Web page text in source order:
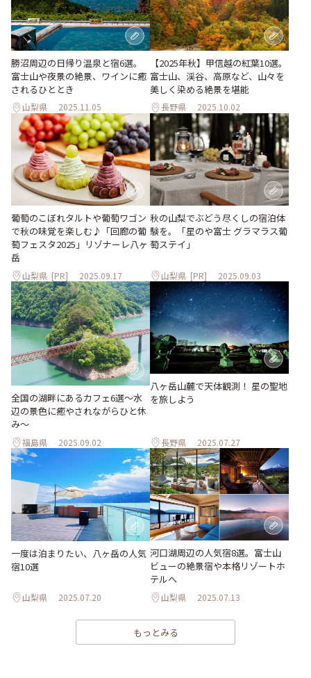
勝沼周辺の日帰り温泉と宿6選。
富士山や夜景の絶景、ワインに癒
されるひととき
山梨県 2025.11.05
【2025年秋】甲信越の紅葉10選。
富士山、渓谷、高原など、山々を
美しく染める絶景を堪能
長野県 2025.10.02
葡萄のこぼれタルトや葡萄ワゴン
で秋の味覚を楽しむ♪「回廊の葡
萄フェスタ2025」リゾナーレ八ヶ
岳
山梨県 [PR] 2025.09.17
秋の山梨でぶどう尽くしの宿泊体
験を。「星のや富士 グラマラス葡
萄ステイ」
山梨県 [PR] 2025.09.03
全国の湖畔にあるカフェ6選〜水
辺の景色に癒やされながらひと休
み〜
福島県 2025.09.02
八ヶ岳山麓で天体観測！ 星の聖地
を旅しよう
長野県 2025.07.27
一度は泊まりたい、八ヶ岳の人気
宿10選
山梨県 2025.07.20
河口湖周辺の人気宿8選。富士山
ビューの絶景宿や本格リゾートホ
テルへ
山梨県 2025.07.13
もっとみる